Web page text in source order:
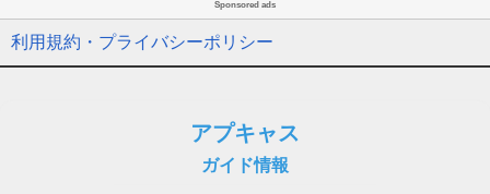
Sponsored ads
利用規約・プライバシーポリシー
アプキャス
ガイド情報